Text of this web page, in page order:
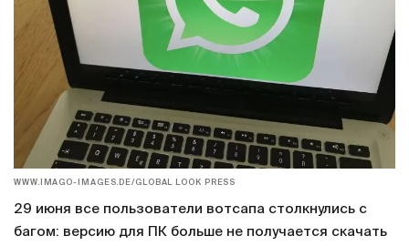
WWW.IMAGO-IMAGES.DE/GLOBAL LOOK PRESS
29 июня все пользователи вотсапа столкнулись с
багом: версию для ПК больше не получается скачать